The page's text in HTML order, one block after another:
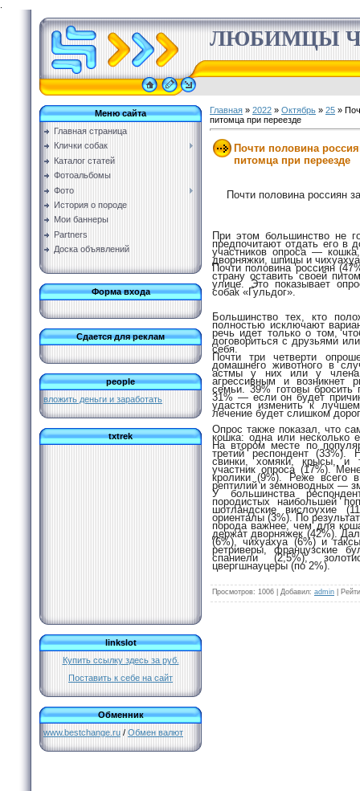
ЛЮБИМЦЫ
Меню сайта
Главная страница
Клички собак
Каталог статей
Фотоальбомы
Фото
История о породе
Мои баннеры
Partners
Доска объявлений
Форма входа
Сдается для реклам
people
вложить деньги и заработать
txtrek
linkslot
Купить ссылку здесь за руб.
Поставить к себе на сайт
Обменник
www.bestchange.ru / Обмен валют
Главная » 2022 » Октябрь » 25 »
питомца при переезде
Почти половина
питомца при переезде
Почти половина россиян
При этом большинство не
предпочитают отдать его в
участников опроса —
дворняжки, шпицы и чихуахуа
Почти половина россиян
страну оставить своей
улице. Это показывает
собак «Гульдог».
Большинство тех, кто
полностью исключают
речь идет только о том,
договориться с друзьями
себя.
Почти три четверти
домашнего животного в
астмы у них или у
агрессивным и возникнет
семьи. 39% готовы бросить
31% — если он будет
удастся изменить к
лечение будет слишком
Опрос также показал, что
кошка: одна или несколько
На втором месте по
третий респондент
свинки, хомяки, крысы, и
участник опроса (17%).
кролики (9%). Реже всего
рептилий и земноводных —
У большинства
породистых наибольшей
шотландские вислоухие
ориенталы (3%). По
порода важнее, чем для
держат дворняжек (42%).
(6%), чихуахуа (6%) и
ретриверы, французские
спаниели (2,5%),
цвергшнауцеры (по 2%).
Просмотров: 1006 | Добавил: admin